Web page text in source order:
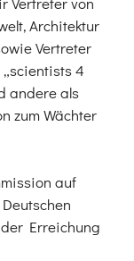
Architektur
Vertreter
4
andere als
zum Wächter
auf
Erreichung